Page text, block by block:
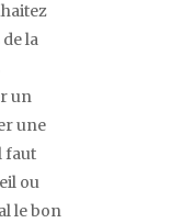
la
un
une
faut
ou
le bon